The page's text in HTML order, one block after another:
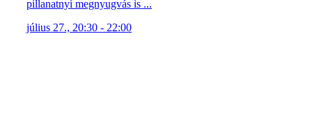
pillanatnyi megnyugvás is ...
július 27., 20:30 - 22:00